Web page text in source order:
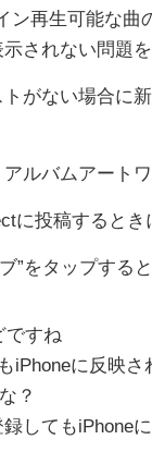
ン再生可能な曲
されない問題
がない場合に
ルバムアート
に投稿すると
”をタップする
ですね
iPhoneに反映
？
してもiPhone